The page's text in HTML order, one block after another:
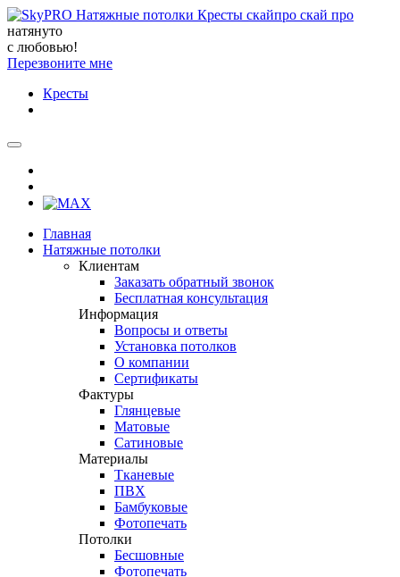
натянуто
с любовью!
Перезвоните мне
Кресты
Главная
Натяжные потолки
Клиентам
Заказать обратный звонок
Бесплатная консультация
Информация
Вопросы и ответы
Установка потолков
О компании
Сертификаты
Фактуры
Глянцевые
Матовые
Сатиновые
Материалы
Тканевые
ПВХ
Бамбуковые
Фотопечать
Потолки
Бесшовные
Фотопечать